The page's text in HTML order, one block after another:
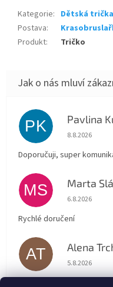
Kategorie: Dětská trička
Postava:
Produkt: Tričko
PK Pavlina
Hodnocení
8.8.2026
Doporučuji, super
MS Marta
Hodnocení
6.8.2026
Rychlé doručení
AT Alena
Hodnocení
5.8.2026